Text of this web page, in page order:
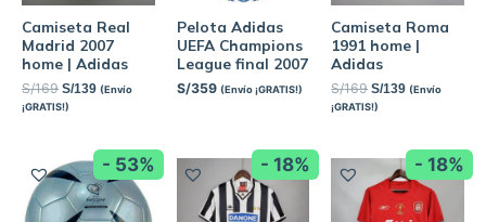
Camiseta Real
Madrid 2007
home | Adidas
S/169 S/139 (Envío
¡GRATIS!)
Pelota Adidas
UEFA Champions
League final 2007
S/359 (Envío ¡GRATIS!)
Camiseta Roma
1991 home |
Adidas
S/169 S/139 (Envío
¡GRATIS!)
- 53% - 18% - 18%